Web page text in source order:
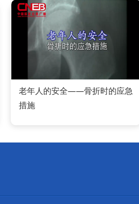
老年人的安全——骨折时的应急
措施